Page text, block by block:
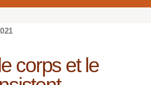
corps et le